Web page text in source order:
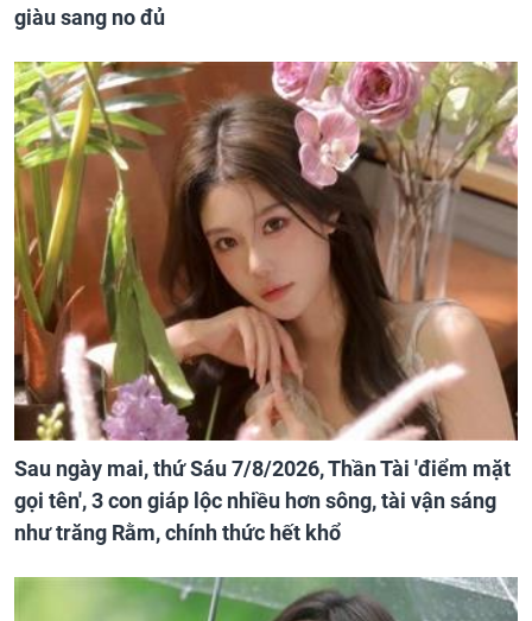
giàu sang no đủ
Sau ngày mai, thứ Sáu 7/8/2026, Thần Tài 'điểm mặt
gọi tên', 3 con giáp lộc nhiều hơn sông, tài vận sáng
như trăng Rằm, chính thức hết khổ